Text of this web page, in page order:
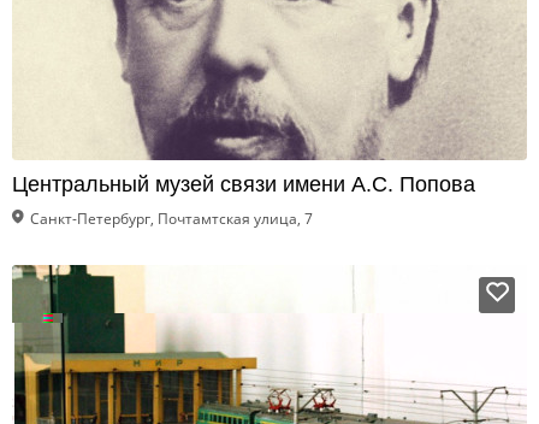
Центральный музей связи имени А.С. Попова
Санкт-Петербург, Почтамтская улица, 7